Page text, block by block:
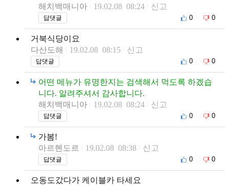
해치백매니아
19.02.08 08:24 신고
답댓글 0 0
거북식당이요
다산도해
19.02.08 08:15 신고
답댓글 0 0
어떤 메뉴가 유명한지는 검색해서 먹도록 하겠습
니다. 알려주셔서 감사합니다.
해치백매니아
19.02.08 08:24 신고
답댓글 0 0
가봄!
아르헨도르
19.02.08 08:38 신고
답댓글 0 0
오동도갔다가 케이블카 타세요